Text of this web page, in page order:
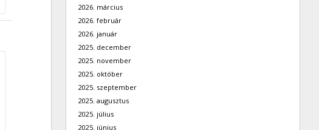
2026. március
2026. február
2026. január
2025. december
2025. november
2025. október
2025. szeptember
2025. augusztus
2025. július
2025. június